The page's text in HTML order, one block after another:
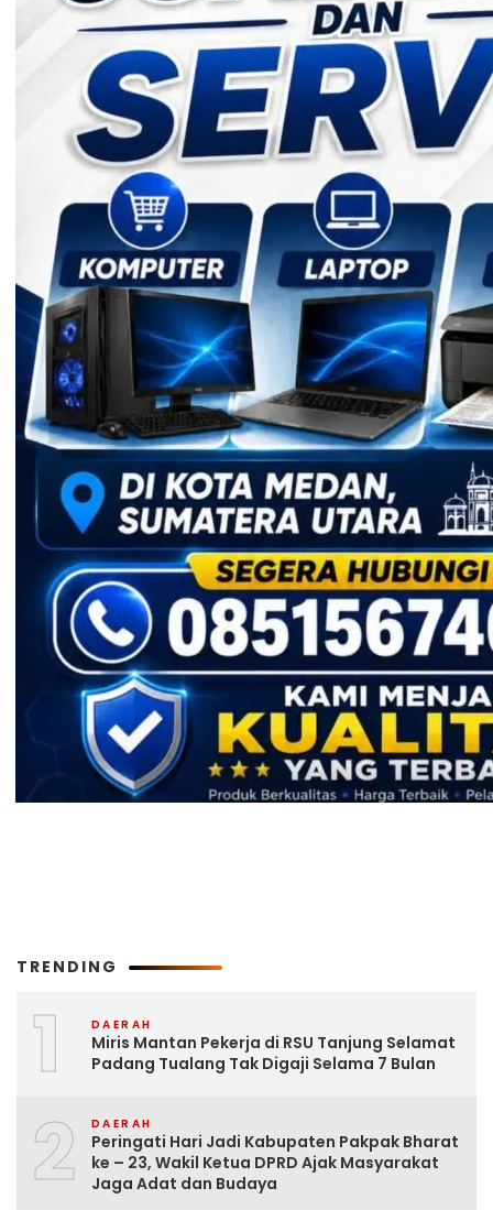
TRENDING
1 DAERAH
Miris Mantan Pekerja di RSU Tanjung Selamat
Padang Tualang Tak Digaji Selama 7 Bulan
2 DAERAH
Peringati Hari Jadi Kabupaten Pakpak Bharat
ke – 23, Wakil Ketua DPRD Ajak Masyarakat
Jaga Adat dan Budaya